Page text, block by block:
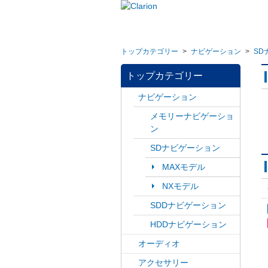
トップカテゴリー > ナビゲーション > SD
トップカテゴリー
ナビゲーション
メモリーナビゲーショ
ン
SDナビゲーション
MAXモデル
NXモデル
SDDナビゲーション
HDDナビゲーション
オーディオ
アクセサリー